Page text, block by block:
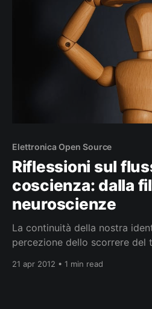
Articolo Completo
Elettronica Open Source
Riflessioni sul
coscienza: dalla
neuroscienze
La continuità della nostra
percezione dello scorrere del
tessuto dell’esperienza,
21 apr 2012 • 1 min read